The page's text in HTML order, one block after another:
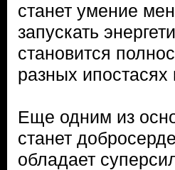
станет умение
запускать
становится
разных ипостасях
Еще одним из
станет
обладает